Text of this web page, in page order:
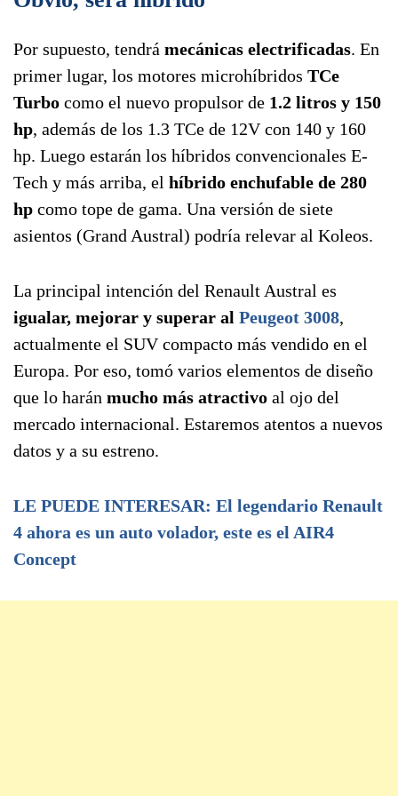
Por supuesto, tendrá mecánicas electrificadas. En
primer lugar, los motores microhíbridos TCe
Turbo como el nuevo propulsor de 1.2 litros y 150
hp, además de los 1.3 TCe de 12V con 140 y 160
hp. Luego estarán los híbridos convencionales E-
Tech y más arriba, el híbrido enchufable de 280
hp como tope de gama. Una versión de siete
asientos (Grand Austral) podría relevar al Koleos.
La principal intención del Renault Austral es
igualar, mejorar y superar al Peugeot 3008,
actualmente el SUV compacto más vendido en el
Europa. Por eso, tomó varios elementos de diseño
que lo harán mucho más atractivo al ojo del
mercado internacional. Estaremos atentos a nuevos
datos y a su estreno.
LE PUEDE INTERESAR: El legendario Renault
4 ahora es un auto volador, este es el AIR4
Concept